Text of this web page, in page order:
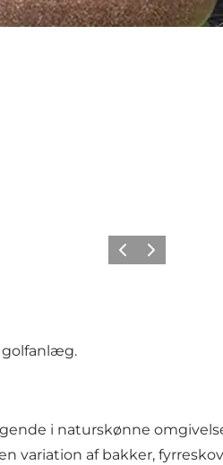
ForrigeNæste
golfanlæg.
i naturskønne
af bakker,